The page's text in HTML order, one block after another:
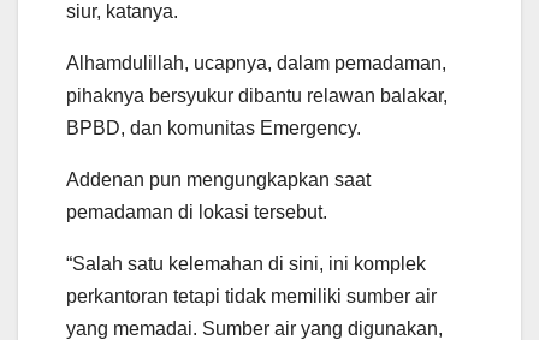
siur, katanya.
Alhamdulillah, ucapnya, dalam pemadaman,
pihaknya bersyukur dibantu relawan balakar,
BPBD, dan komunitas Emergency.
Addenan pun mengungkapkan saat
pemadaman di lokasi tersebut.
“Salah satu kelemahan di sini, ini komplek
perkantoran tetapi tidak memiliki sumber air
yang memadai. Sumber air yang digunakan,